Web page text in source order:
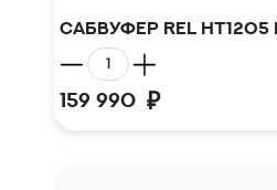
Сабвуфер REL HT1205
159 990 ₽